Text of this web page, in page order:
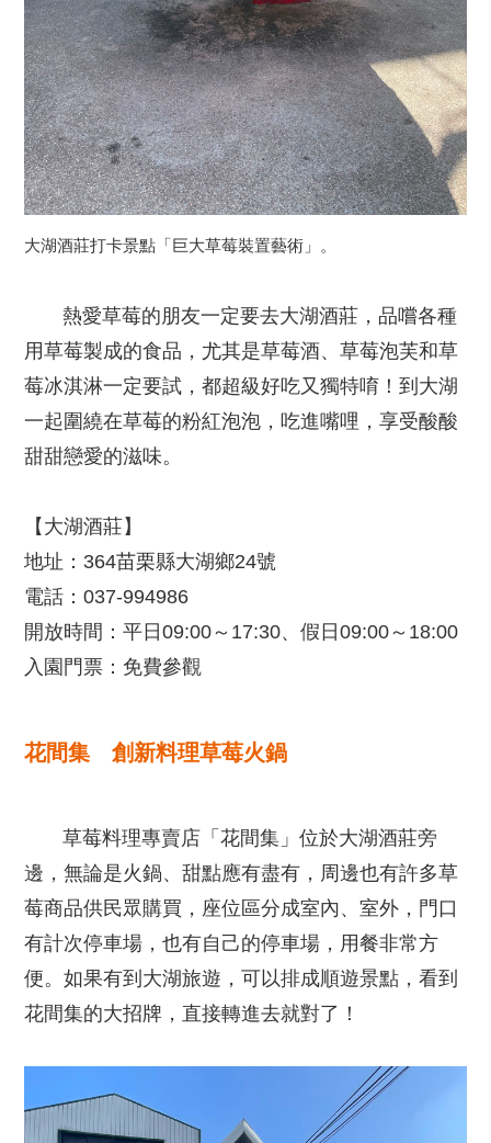
大湖酒莊打卡景點「巨大草莓裝置藝術」。
熱愛草莓的朋友一定要去大湖酒莊，品嚐各種
用草莓製成的食品，尤其是草莓酒、草莓泡芙和草
莓冰淇淋一定要試，都超級好吃又獨特唷！到大湖
一起圍繞在草莓的粉紅泡泡，吃進嘴哩，享受酸酸
甜甜戀愛的滋味。
【大湖酒莊】
地址：364苗栗縣大湖鄉24號
電話：037-994986
開放時間：平日09:00～17:30、假日09:00～18:00
入園門票：免費參觀
花間集 創新料理草莓火鍋
草莓料理專賣店「花間集」位於大湖酒莊旁
邊，無論是火鍋、甜點應有盡有，周邊也有許多草
莓商品供民眾購買，座位區分成室內、室外，門口
有計次停車場，也有自己的停車場，用餐非常方
便。如果有到大湖旅遊，可以排成順遊景點，看到
花間集的大招牌，直接轉進去就對了！